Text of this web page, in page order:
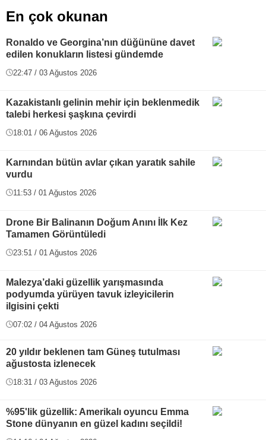
En çok okunan
Ronaldo ve Georgina’nın düğününe davet
edilen konukların listesi gündemde
22:47 / 03 Ağustos 2026
Kazakistanlı gelinin mehir için beklenmedik
talebi herkesi şaşkına çevirdi
18:01 / 06 Ağustos 2026
Karnından bütün avlar çıkan yaratık sahile
vurdu
11:53 / 01 Ağustos 2026
Drone Bir Balinanın Doğum Anını İlk Kez
Tamamen Görüntüledi
23:51 / 01 Ağustos 2026
Malezya’daki güzellik yarışmasında
podyumda yürüyen tavuk izleyicilerin
ilgisini çekti
07:02 / 04 Ağustos 2026
20 yıldır beklenen tam Güneş tutulması
ağustosta izlenecek
18:31 / 03 Ağustos 2026
%95'lik güzellik: Amerikalı oyuncu Emma
Stone dünyanın en güzel kadını seçildi!